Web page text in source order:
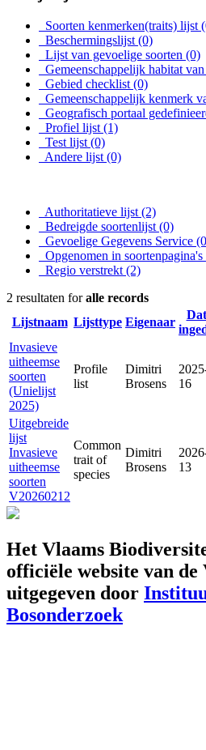
Soorten kenmerken(traits) lijst
Beschermingslijst (0)
Lijst van gevoelige soorten (0)
Gemeenschappelijk habitat
Gebied checklist (0)
Gemeenschappelijk kenmerk
Geografisch portaal
Profiel lijst (1)
Test lijst (0)
Andere lijst (0)
Authoritatieve lijst (2)
Bedreigde soortenlijst (0)
Gevoelige Gegevens Service
Opgenomen in soortenpagina's
Regio verstrekt (2)
2 resultaten foralle records
Lijstnaam Lijsttype Eigenaar
Invasieve
uitheemse
soorten
(Unielijst
2025)
Profile
list
Dimitri
Brosens
16
Uitgebreide
lijst
Invasieve
uitheemse
soorten
V20260212
Common
trait of
species
Dimitri
Brosens
13
Het Vlaams
officiële website van de
uitgegeven door
Bosonderzoek